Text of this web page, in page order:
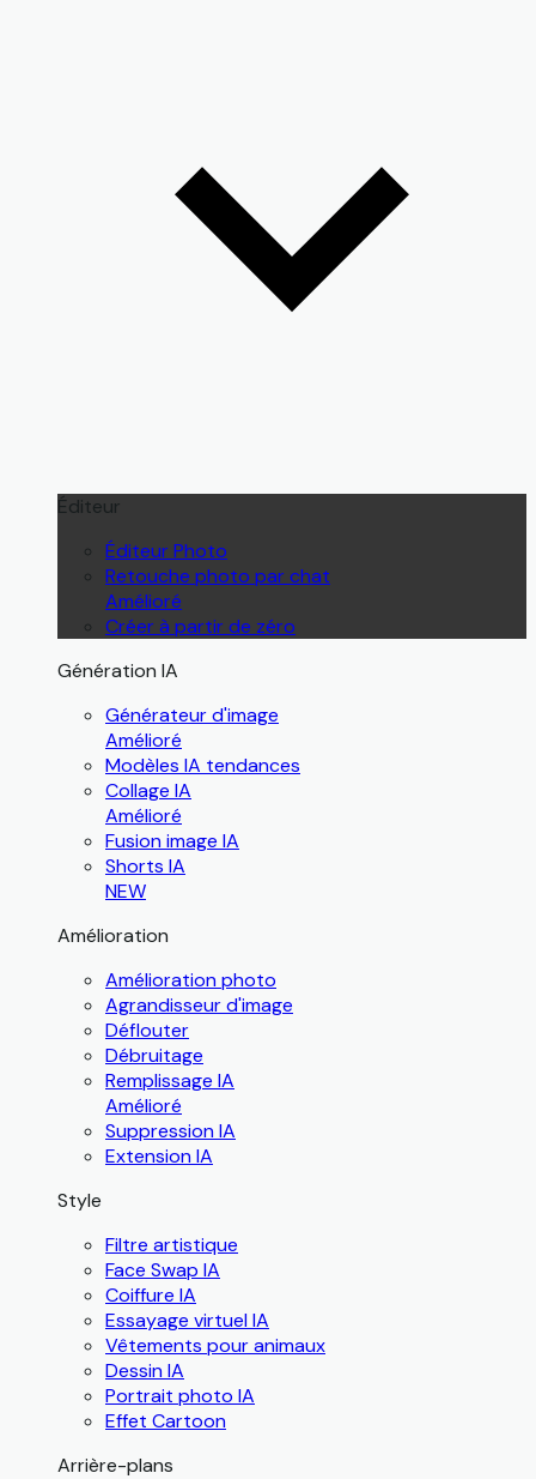
Éditeur
Éditeur Photo
Retouche photo par chat
Amélioré
Créer à partir de zéro
Génération IA
Générateur d'image
Amélioré
Modèles IA tendances
Collage IA
Amélioré
Fusion image IA
Shorts IA
NEW
Amélioration
Amélioration photo
Agrandisseur d'image
Déflouter
Débruitage
Remplissage IA
Amélioré
Suppression IA
Extension IA
Style
Filtre artistique
Face Swap IA
Coiffure IA
Essayage virtuel IA
Vêtements pour animaux
Dessin IA
Portrait photo IA
Effet Cartoon
Arrière-plans